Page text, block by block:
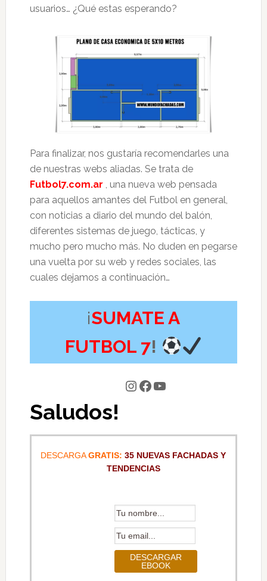
usuarios… ¿Qué estas esperando?
Para finalizar, nos gustaría recomendarles una
de nuestras webs aliadas. Se trata de
Futbol7.com.ar , una nueva web pensada
para aquellos amantes del Futbol en general,
con noticias a diario del mundo del balón,
diferentes sistemas de juego, tácticas, y
mucho pero mucho más. No duden en pegarse
una vuelta por su web y redes sociales, las
cuales dejamos a continuación…
¡SUMATE A
FUTBOL 7!
Instagram
Facebook
YouTube
Saludos!
DESCARGAGRATIS: 35 NUEVAS FACHADAS Y
TENDENCIAS